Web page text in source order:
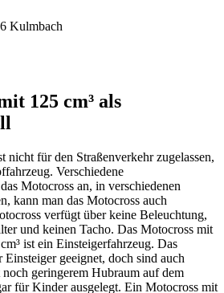
Kulmbach
125 cm³ als
nicht für den Straßenverkehr zugelassen,
Verschiedene
Motocross an, in verschiedenen
kann man das Motocross auch
verfügt über keine Beleuchtung,
und keinen Tacho. Das Motocross mit
ist ein Einsteigerfahrzeug. Das
geeignet, doch sind auch
geringerem Hubraum auf dem
für Kinder ausgelegt. Ein Motocross mit